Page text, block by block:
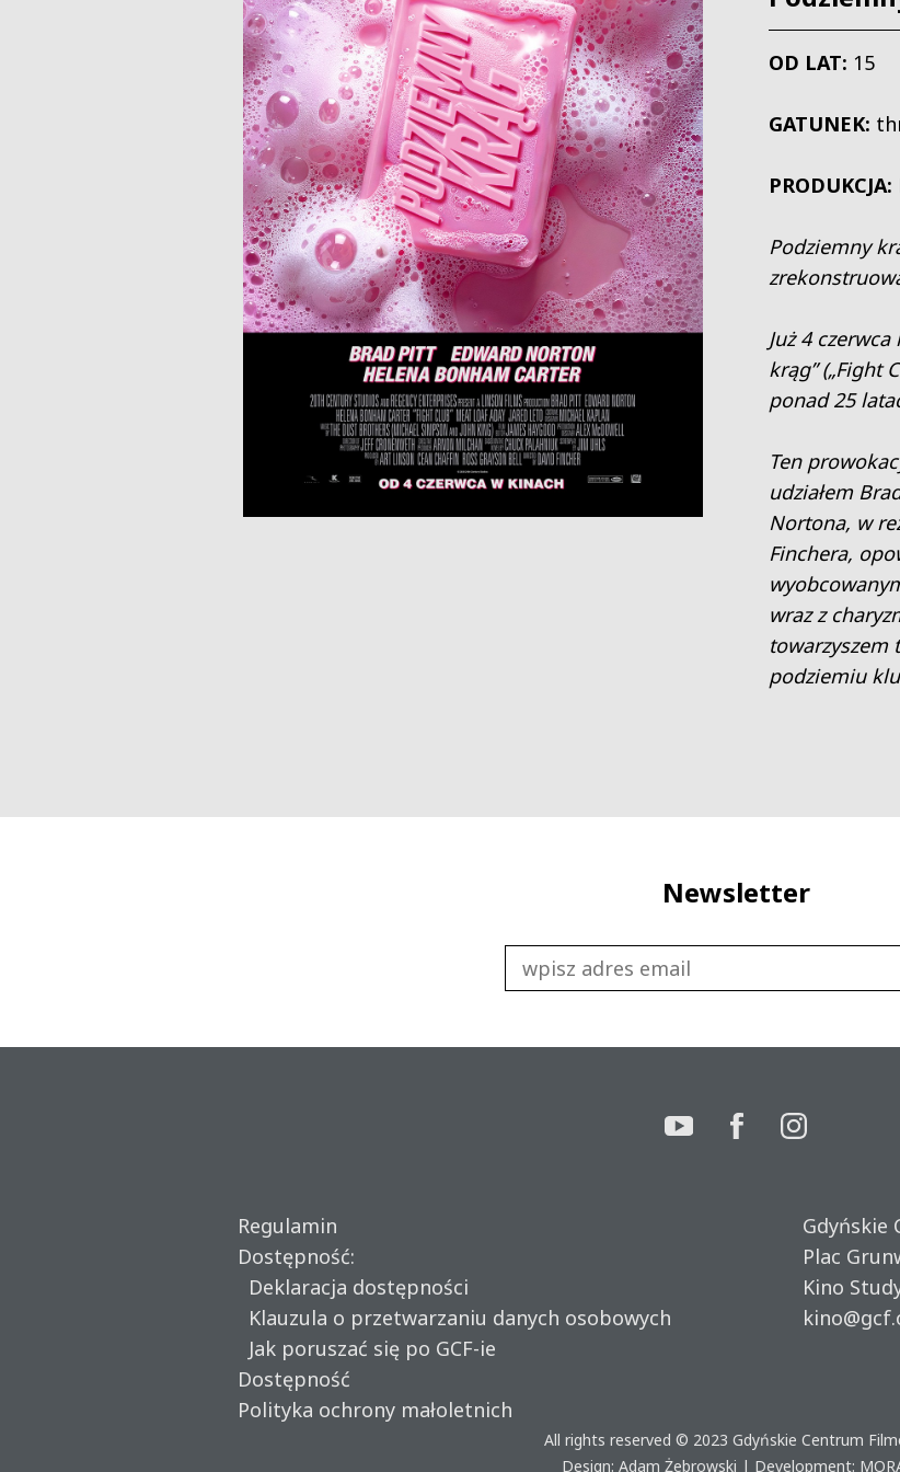
OD LAT: 15
GATUNEK:
PRODUKCJA:
Podziemny
Już 4
krąg” („Fight
ponad 25
Ten
udziałem
Nortona, w
Finchera,
wraz z
towarzyszem
podziemiu
Newsletter
Regulamin
Dostępność:
Deklaracja dostępności
Klauzula o przetwarzaniu danych osobowych
Jak poruszać się po GCF-ie
Dostępność
Polityka ochrony małoletnich
Gdyńskie
Plac
Kino
All rights reserved © 2023 Gdyńskie Centrum
Design: Adam Żebrowski | Development: